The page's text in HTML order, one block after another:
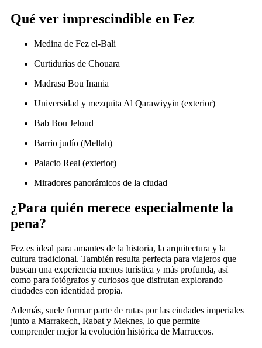
Qué ver imprescindible en Fez
Medina de Fez el-Bali
Curtidurías de Chouara
Madrasa Bou Inania
Universidad y mezquita Al Qarawiyyin (exterior)
Bab Bou Jeloud
Barrio judío (Mellah)
Palacio Real (exterior)
Miradores panorámicos de la ciudad
¿Para quién merece especialmente la
pena?
Fez es ideal para amantes de la historia, la arquitectura y la
cultura tradicional. También resulta perfecta para viajeros que
buscan una experiencia menos turística y más profunda, así
como para fotógrafos y curiosos que disfrutan explorando
ciudades con identidad propia.
Además, suele formar parte de rutas por las ciudades imperiales
junto a Marrakech, Rabat y Meknes, lo que permite
comprender mejor la evolución histórica de Marruecos.